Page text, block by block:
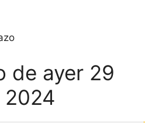
de ayer 29
2024